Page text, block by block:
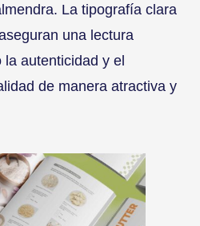
La tipografía clara
una lectura
autenticidad y el
de manera atractiva y